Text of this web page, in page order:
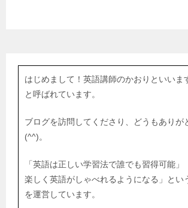
はじめまして！英語講師のかおりといいま
と呼ばれています。
ブログを訪問してくださり、どうもありが
(^^)。
「英語は正しい学習法で誰でも習得可能」
楽しく英語がしゃべれるようになる」とい
を運営しています。